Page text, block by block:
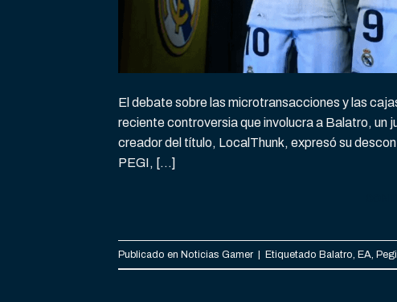
El debate sobre las microtransacciones y las
reciente controversia que involucra a Balatro, un
creador del título, LocalThunk, expresó su
PEGI, […]
Publicado en Noticias Gamer | Etiquetado Balatro EA Pegi